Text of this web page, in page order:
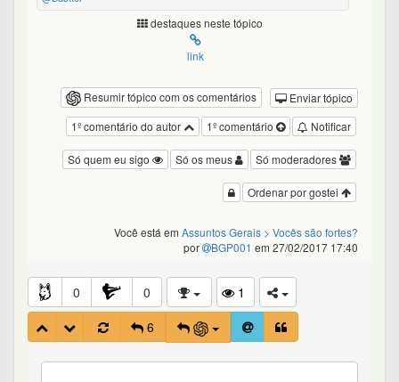
destaques neste tópico
link
Resumir tópico com os comentários
Enviar tópico
Notificar
1º comentário
1º comentário do autor
Só moderadores
Só os meus
Só quem eu sigo
Ordenar por gostei
Você está em Assuntos Gerais > Vocês são fortes?
por
BGP001 em 27/02/2017 17:40
0 0
1
6